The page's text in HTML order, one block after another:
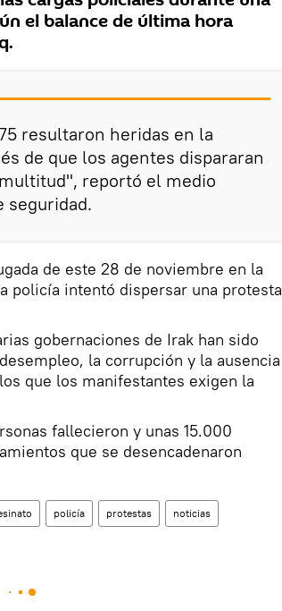
el balance de última hora
resultaron heridas en la
de que los agentes dispararan
reportó el medio
seguridad.
de este 28 de noviembre en la
policía intentó dispersar una protesta
gobernaciones de Irak han sido
la corrupción y la ausencia
que los manifestantes exigen la
fallecieron y unas 15.000
que se desencadenaron
policía protestas noticias